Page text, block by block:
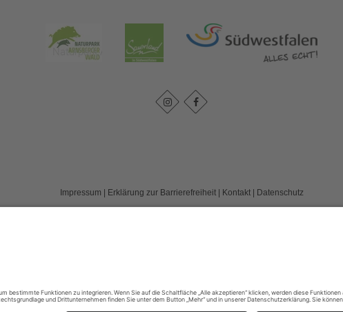
Impressum Erklärung zur Barrierefreiheit| Kontakt| Datenschutz
Cookie-Einstellungen